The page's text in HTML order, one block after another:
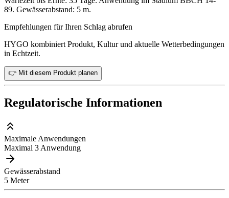
89. Gewässerabstand: 5 m.
Empfehlungen für Ihren Schlag abrufen
HYGO kombiniert Produkt, Kultur und aktuelle Wetterbedingungen
in Echtzeit.
👉 Mit diesem Produkt planen
Regulatorische Informationen
Maximale Anwendungen
Maximal 3 Anwendung
Gewässerabstand
5 Meter